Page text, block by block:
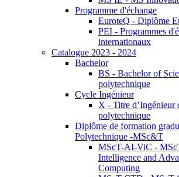
Programme d'échange
EuroteQ - Diplôme
PEI - Programmes
internationaux
Catalogue 2023 - 2024
Bachelor
BS - Bachelor of
polytechnique
Cycle Ingénieur
X - Titre d’Ingénieur
polytechnique
Diplôme de formation
Polytechnique -MSc&T
MScT-AI-ViC -
Intelligence and
Computing